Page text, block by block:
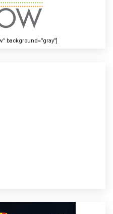
background=”gray”]